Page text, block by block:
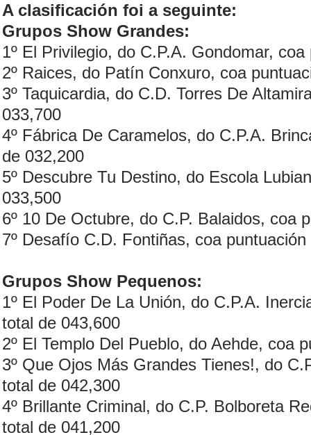
A clasificación foi a seguinte:
Grupos Show Grandes:
1º El Privilegio, do C.P.A. Gondomar,
2º Raices, do Patín Conxuro, coa
3º Taquicardia, do C.D. Torres De
033,700
4º Fábrica De Caramelos, do C.P.A.
de 032,200
5º Descubre Tu Destino, do Escola
033,500
6º 10 De Octubre, do C.P. Balaidos, coa
7º Desafío C.D. Fontiñas, coa
Grupos Show Pequenos:
1º El Poder De La Unión, do C.P.A.
total de 043,600
2º El Templo Del Pueblo, do Aehde, coa
3º Que Ojos Más Grandes Tienes!, do
total de 042,300
4º Brillante Criminal, do C.P. Bolboreta
total de 041,200